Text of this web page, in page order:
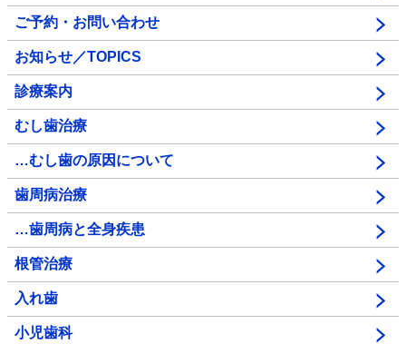
ご予約・お問い合わせ
お知らせ／TOPICS
診療案内
むし歯治療
…むし歯の原因について
歯周病治療
…歯周病と全身疾患
根管治療
入れ歯
小児歯科